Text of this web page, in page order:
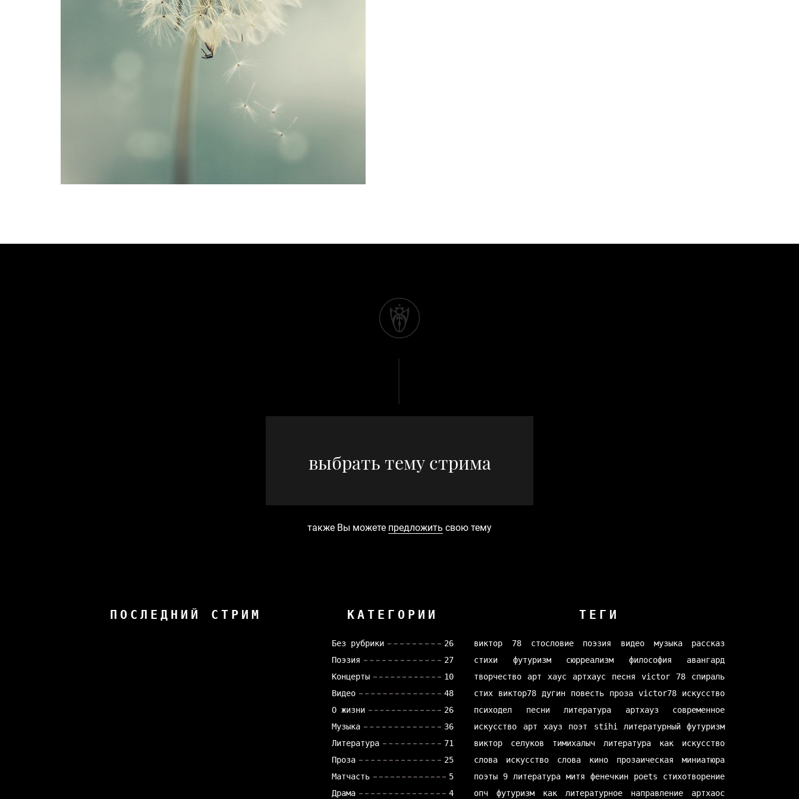
выбрать тему стрима
также Вы можете предложить свою тему
ПОСЛЕДНИЙ СТРИМ КАТЕГОРИИ
Без рубрики
26
Поэзия
27
Концерты
10
Видео
48
О жизни
26
Музыка
36
Литература
71
Проза
25
Матчасть
5
Драма
4
ТЕГИ
виктор 78 стословие поэзия видео музыка
рассказ
стихи
футуризм сюрреализм философия
авангард
творчество
арт хаус артхаус песня victor 78
спираль
стих
виктор78 дугин повесть проза victor78
искусство
психодел
песни литература артхауз
современное
искусство
арт хауз поэт stihi
литературный футуризм
виктор селуков
тимихалыч
литература как искусство
слова
искусство слова кино
прозаическая миниатюра
поэты
9 литература митя фенечкин poets
стихотворение
опч
футуризм как литературное направление артхаос